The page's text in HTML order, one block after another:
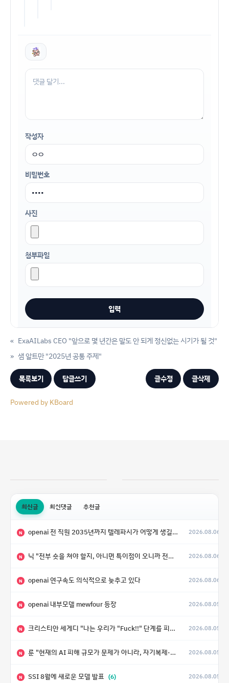
작성자
비밀번호
사진
첨부파일
« ExaAILabs CEO "앞으로 몇 년간은 말도 안 되게 정신없는 시기가 될 것"
샘 알트만 "2025년 공통 주제"
»
목록보기 답글쓰기 글수정 글삭제
Powered by KBoard
최신글 최신댓글 추천글
N openai 전 직원 2035년까지 텔레파시가 어떻게 생길 수 있는지 2026.08.06
N 닉 "전부 숏을 쳐야 할지, 아니면 특이점이 오니까 전부 롱을 쳐야 할지 모르겠다.” 2026.08.06
N openai 연구속도 의식적으로 늦추고 있다 2026.08.06
N openai 내부모델 mewfour 등장 2026.08.05
N 크리스티안 세게디 "나는 우리가 "Fuck!!" 단계를 피할 수 있기를 바랄 뿐" 2026.08.05
N 룬 "현재의 AI 피해 규모가 문제가 아니라, 자기복제·탈출·확산이 가능한 지능형 시스템의 피해에는 이론적으로 상한이 없다는 것이 문제" 2026.08.05
N SSI 8월에 새로운 모델 발표 (6) 2026.08.05